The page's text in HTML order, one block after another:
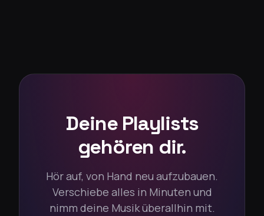
Deine Playlists
gehören dir.
Hör auf, von Hand neu aufzubauen.
Verschiebe alles in Minuten und
nimm deine Musik überallhin mit.